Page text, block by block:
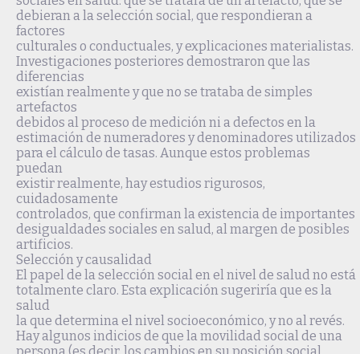
debieran a la selección social, que respondieran a
factores
culturales o conductuales, y explicaciones materialistas.
Investigaciones posteriores demostraron que las
diferencias
existían realmente y que no se trataba de simples
artefactos
debidos al proceso de medición ni a defectos en la
estimación de numeradores y denominadores utilizados
para el cálculo de tasas. Aunque estos problemas
puedan
existir realmente, hay estudios rigurosos,
cuidadosamente
controlados, que confirman la existencia de importantes
desigualdades sociales en salud, al margen de posibles
artificios.
Selección y causalidad
El papel de la selección social en el nivel de salud no está
totalmente claro. Esta explicación sugeriría que es la
salud
la que determina el nivel socioeconómico, y no al revés.
Hay algunos indicios de que la movilidad social de una